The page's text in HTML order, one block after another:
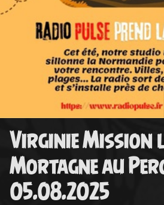
Virginie Mission
Mortagne au
05.08.2025